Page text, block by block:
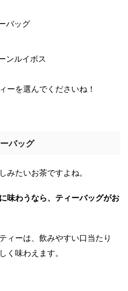
バッグ
ンルイボス
ーを選んでくださいね！
バッグ
みたいお茶ですよね。
味わうなら、ティーバッグがお
ィーは、飲みやすい口当たり
く味わえます。